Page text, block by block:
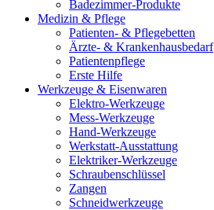
Badezimmer-Produkte
Medizin & Pflege
Patienten- & Pflegebetten
Ärzte- & Krankenhausbedarf
Patientenpflege
Erste Hilfe
Werkzeuge & Eisenwaren
Elektro-Werkzeuge
Mess-Werkzeuge
Hand-Werkzeuge
Werkstatt-Ausstattung
Elektriker-Werkzeuge
Schraubenschlüssel
Zangen
Schneidwerkzeuge